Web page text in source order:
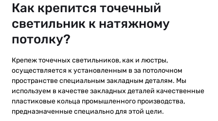
Как крепится точечный
светильник к натяжному
потолку?
Крепеж точечных светильников, как и люстры,
осуществляется к установленным в за потолочном
пространстве специальным закладным деталям. Мы
используем в качестве закладных деталей качественные
пластиковые кольца промышленного производства,
предназначенные специально для этой цели.